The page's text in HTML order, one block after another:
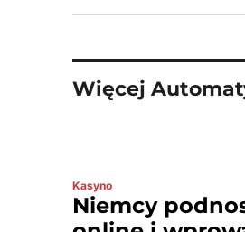
Więcej
Kasyno
Niemcy